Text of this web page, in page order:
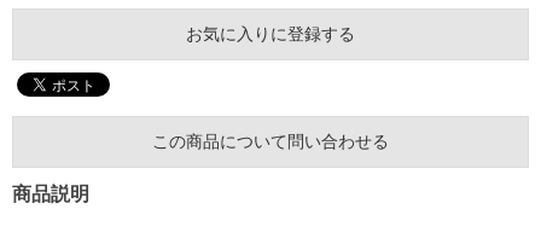
お気に入りに登録する
この商品について問い合わせる
商品説明